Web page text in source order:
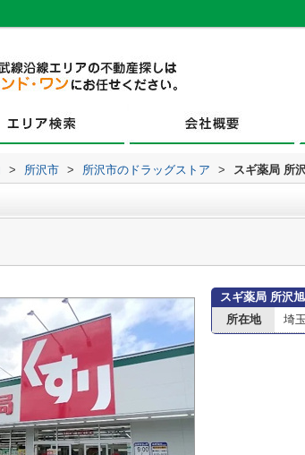
> 所沢市 > 所沢市のドラッグストア > スギ薬局 所
スギ薬局 所沢
所在地
埼